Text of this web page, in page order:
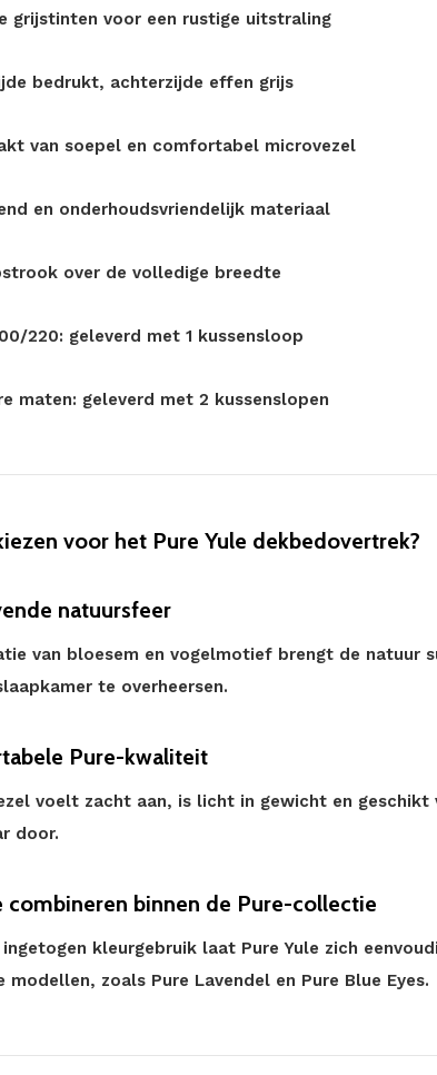
grijstinten voor een rustige uitstraling
bedrukt, achterzijde effen grijs
van soepel en comfortabel microvezel
en onderhoudsvriendelijk materiaal
over de volledige breedte
220: geleverd met 1 kussensloop
maten: geleverd met 2 kussenslopen
voor het Pure Yule dekbedovertrek?
natuursfeer
van bloesem en vogelmotief brengt de natuur
te overheersen.
Pure-kwaliteit
voelt zacht aan, is licht in gewicht en geschikt
door.
combineren binnen de Pure-collectie
kleurgebruik laat Pure Yule zich
modellen, zoals Pure Lavendel en Pure Blue Eyes.